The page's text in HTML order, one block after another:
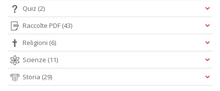
Quiz (2)
Raccolte PDF (43)
Religioni (6)
Scienze (11)
Storia (29)